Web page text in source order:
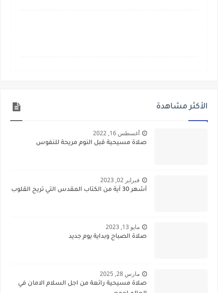
الأكثر مشاهدة
أغسطس 16, 2022
صلاة مسيحية قبل النوم مريحة للنفوس
فبراير 02, 2023
أشهر 30 آية من الكتاب المقدس التي تريح القلوب
مايو 13, 2023
صلاة الصباح وبداية يوم جديد
مارس 28, 2025
صلاة مسيحية رائعة من اجل السلام الامان في